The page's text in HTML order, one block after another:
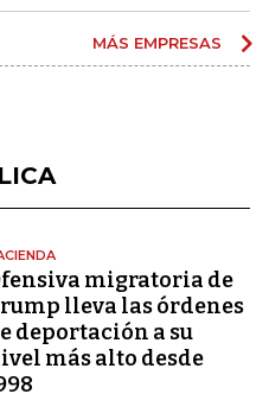
MÁS EMPRESAS
migratoria de
lleva las órdenes
deportación a su
más alto desde